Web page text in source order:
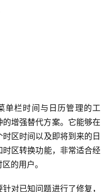
单栏时间与日历管理的工
增强替代方案。它能够在
区时间以及即将到来的日
区转换功能，非常适合经
的用户。
对已知问题进行了修复，